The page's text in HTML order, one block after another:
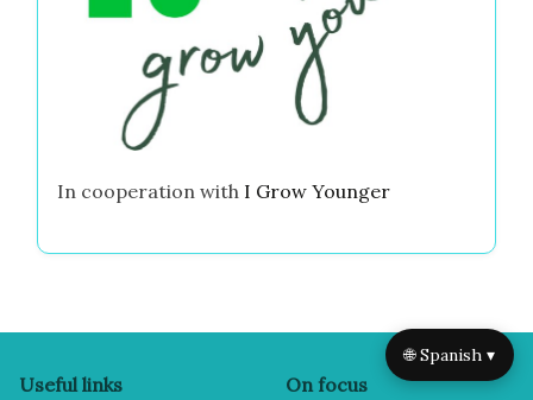
In cooperation with I Grow Younger
Useful links On focus
🌐 Spanish ▾